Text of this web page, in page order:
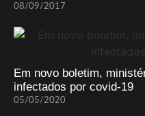
08/09/2017
Em novo boletim,
infectados por covid-19
05/05/2020